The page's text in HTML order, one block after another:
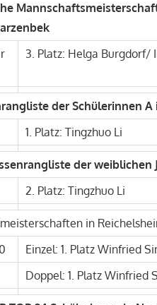
3. Platz: Helga Burgdorf/
der Schülerinnen
1. Platz: Tingzhuo Li
der weiblichen
2. Platz: Tingzhuo Li
in
Einzel: 1. Platz Winfried
Doppel: 1. Platz Winfried